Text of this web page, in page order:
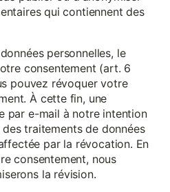
qui contiennent des
personnelles, le
consentement (art. 6
pouvez révoquer votre
À cette fin, une
par e-mail à notre intention
traitements de données
par la révocation. En
consentement, nous
la révision.